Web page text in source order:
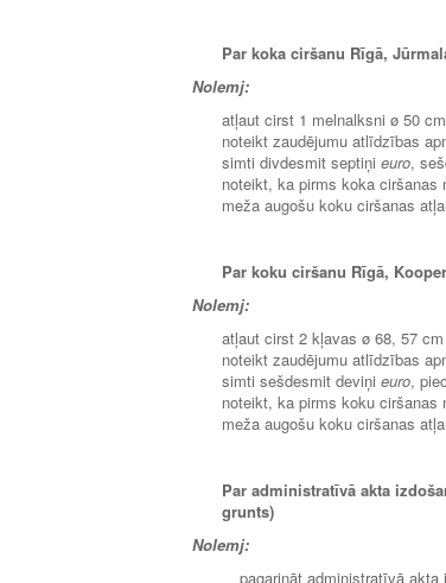
Par koka ciršanu Rīgā,
Nolemj:
atļaut cirst 1 melnalksni ø 50
noteikt zaudējumu atlīdzības
simti divdesmit septiņi euro,
noteikt, ka pirms koka ciršanas
meža augošu koku ciršanas
Par koku ciršanu Rīgā,
Nolemj:
atļaut cirst 2 kļavas ø 68, 57
noteikt zaudējumu atlīdzības
simti sešdesmit deviņi euro,
noteikt, ka pirms koku ciršanas
meža augošu koku ciršanas
Par administratīvā akta
grunts)
Nolemj:
pagarināt administratīvā akta